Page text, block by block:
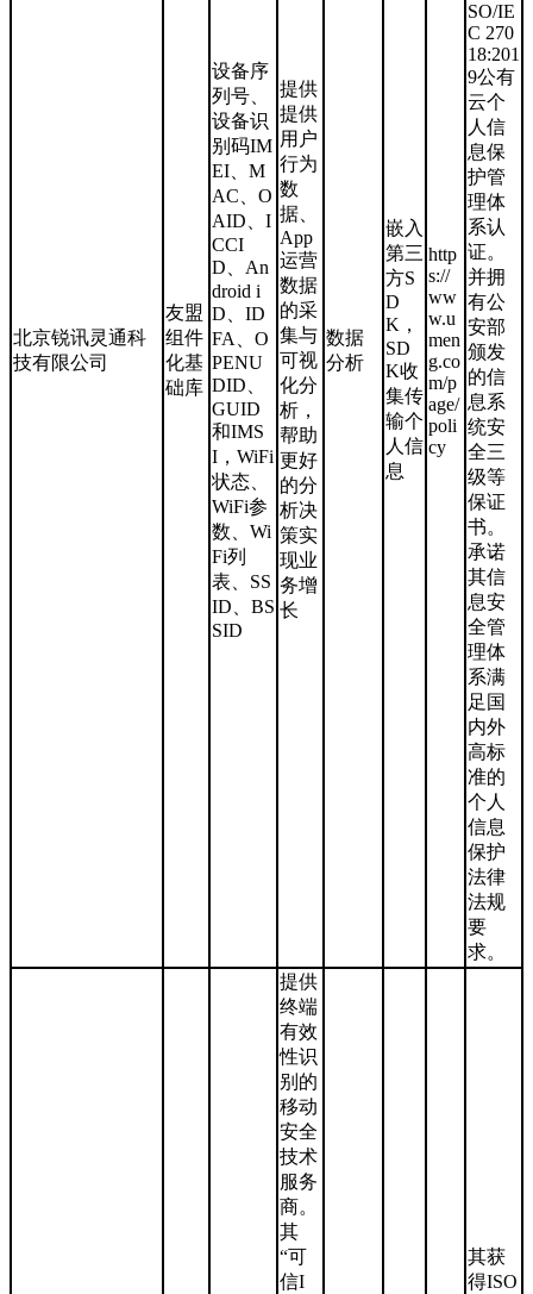
北京锐讯灵通科
技有限公司
友盟
组件
化基
础库
设备序
列号、
设备识
别码IM
EI、M
AC、O
AID、I
CCI
D、An
droid i
D、ID
FA、O
PENU
DID、
GUID
和IMS
I，WiFi
状态、
WiFi参
数、Wi
Fi列
表、SS
ID、BS
SID
提供
提供
用户
行为
数
据、
App
运营
数据
的采
集与
可视
化分
析，
帮助
更好
的分
析决
策实
现业
务增
长
数据
分析
嵌入
第三
方S
D
K，
SD
K收
集传
输个
人信
息
http
s://
ww
w.u
men
g.co
m/p
age/
poli
cy
SO/IE
C 270
18:201
9公有
云个
人信
息保
护管
理体
系认
证。
并拥
有公
安部
颁发
的信
息系
统安
全三
级等
保证
书。
承诺
其信
息安
全管
理体
系满
足国
内外
高标
准的
个人
信息
保护
法律
法规
要
求。
提供
终端
有效
性识
别的
移动
安全
技术
服务
商。
其
“可
信I
其获
得ISO